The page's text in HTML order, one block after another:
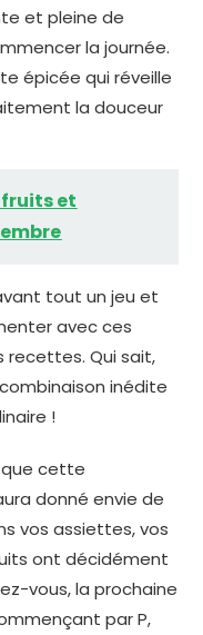
et pleine de
la journée.
épicée qui réveille
la douceur
fruits et
tout un jeu et
avec ces
recettes. Qui sait,
inédite
!
que cette
donné envie de
vos assiettes, vos
ont décidément
vous, la prochaine
par P,